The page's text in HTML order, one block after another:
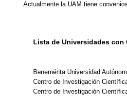
Actualmente la UAM tiene
Lista de Universidades
Benemérita Universidad
Centro de Investigación
Centro de Investigación